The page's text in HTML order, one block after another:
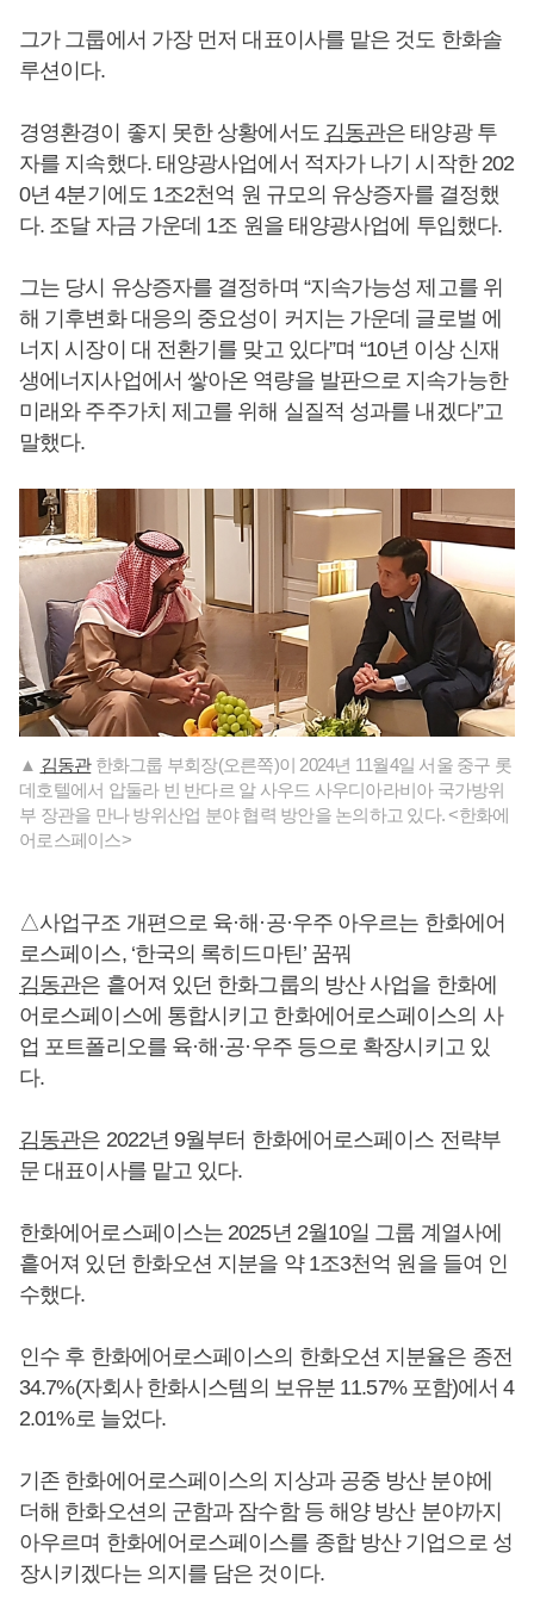
그가 그룹에서 가장 먼저 대표이사를 맡은 것도 한화솔
루션이다.
경영환경이 좋지 못한 상황에서도 김동관은 태양광 투
자를 지속했다. 태양광사업에서 적자가 나기 시작한 202
0년 4분기에도 1조2천억 원 규모의 유상증자를 결정했
다. 조달 자금 가운데 1조 원을 태양광사업에 투입했다.
그는 당시 유상증자를 결정하며 “지속가능성 제고를 위
해 기후변화 대응의 중요성이 커지는 가운데 글로벌 에
너지 시장이 대 전환기를 맞고 있다”며 “10년 이상 신재
생에너지사업에서 쌓아온 역량을 발판으로 지속가능한
미래와 주주가치 제고를 위해 실질적 성과를 내겠다”고
말했다.
▲ 김동관한화그룹 부회장(오른쪽)이 2024년 11월4일 서울 중구 롯
데호텔에서 압둘라 빈 반다르 알 사우드 사우디아라비아 국가방위
부 장관을 만나 방위산업 분야 협력 방안을 논의하고 있다. <한화에
어로스페이스>
△사업구조 개편으로 육·해·공·우주 아우르는 한화에어
로스페이스, ‘한국의 록히드마틴’ 꿈꿔
김동관은 흩어져 있던 한화그룹의 방산 사업을 한화에
어로스페이스에 통합시키고 한화에어로스페이스의 사
업 포트폴리오를 육·해·공·우주 등으로 확장시키고 있
다.
김동관은 2022년 9월부터 한화에어로스페이스 전략부
문 대표이사를 맡고 있다.
한화에어로스페이스는 2025년 2월10일 그룹 계열사에
흩어져 있던 한화오션 지분을 약 1조3천억 원을 들여 인
수했다.
인수 후 한화에어로스페이스의 한화오션 지분율은 종전
34.7%(자회사 한화시스템의 보유분 11.57% 포함)에서 4
2.01%로 늘었다.
기존 한화에어로스페이스의 지상과 공중 방산 분야에
더해 한화오션의 군함과 잠수함 등 해양 방산 분야까지
아우르며 한화에어로스페이스를 종합 방산 기업으로 성
장시키겠다는 의지를 담은 것이다.